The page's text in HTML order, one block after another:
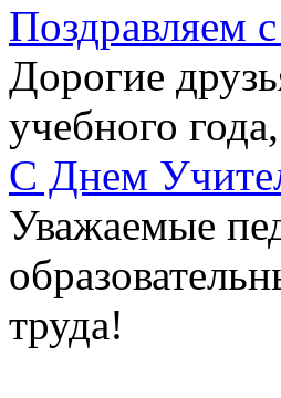
Поздравляем
Дорогие
учебного
С Днем
Уважаемые
труда!